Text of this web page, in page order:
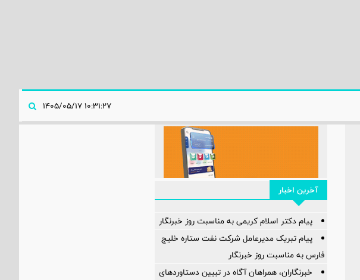
آخرین اخبار
پیام دکتر اسلام کریمی به مناسبت روز خبرنگار
پیام تبریک مدیرعامل شرکت نفت ستاره خلیج
فارس به مناسبت روز خبرنگار
خبرنگاران، همراهان آگاه در تبیین دستاوردهای